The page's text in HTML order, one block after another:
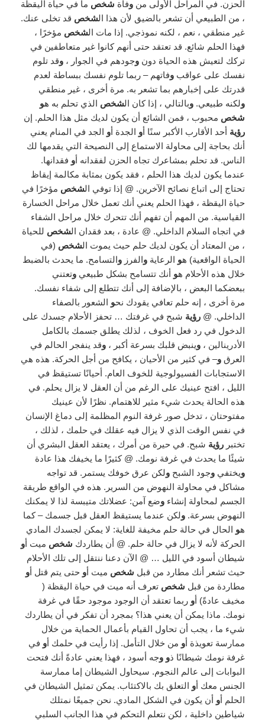
الحزن. في المراحل الأولى منوفاة شخص ما في حياة اليقظة
، من الطبيعي أن تشعر بالضيق لأن هذا الشخص قد تخلى عنك.
غير منطقي ، نعم ، لكنه نموذجي. إذا مات الشخص مؤخرًا ،
فهذا الحلم شائع. قد تعتقد حتى أنهم كانوا غير متعاطفين في
تركك لتعيش هذه الحياة دونوجودهم في الجوار ،وقد تلوم
نفسك على عواقبوفاتهم – ربما تلوم نفسك ببساطة لعدم
قدرتك على إخبارهم بما تشعر به. مرة أخرى ، غير منطقي
ولكنه طبيعي.وبالتالي ، إذا كان الشخص الذي تحلم به هو
شخص محبوب ، فمن الشائع أن يكون لديك مثل هذا الحلم. إن
رؤية أحد الأقارب الأكبر سنًا أو الجدة أو الجد في المنام يعني
أنك بحاجة إلى محاولة الاستماع إلى النصيحة التي يقدمها لك
الناس. قد تحلم بمشاعرك تجاه الحزن لفقدانه أو فقدانها.
عندما يكون لديك هذا الحلم ، فقد يكون بمثابة مكالمة إيقاظ
تحتاج إلى اتباع نصائح الآخرين. @ إذا توفي الشخص مؤخرًا في
حياة اليقظة ، فهذا الحلم يعني أنك تعمل خلال مراحل الخسارة
القياسية. من المهم أن تفهم أنك تتحرك خلال مراحل الشفاء
في اتجاه السلام الداخلي. @ عادة ، بعد فقدان الشخص للحياة
، من المعتاد أن يكون لديك حلم حيث يموت الشخص (في
الحياة الواقعية) هو الرعايةوالفرزوالتسامح. ما يحدث بالضبط
خلال هذه الأحلام هو أنك تتسامح بشكل طبيعيوتعتني
ببعضكما البعض ، بالإضافة إلى أنك تتطلع إلى شفاء نفسك.
مرة أخرى ، إنه حلم تعافي يقودك نحو الشعور بالصفاء
الداخلي. @رؤية شبح في غرفتك … تحفز الأحلام جسدك على
الدخول في رد فعل الخوف ، لذلك يطلق جسمك بالكامل
الأدرينالين ،وينبض قلبك بسرعة أكبر ،وقد ينفجر الحالم في
العرقو– في كثير من الأحيان ، يكافح من أجل الحركة. هذه هي
الاستجابات الفسيولوجية للخوف العام. أحيانًا تستيقظ في
الليل ، افتح عينيك على الرغم من أن العقل لا يزال يحلم. في
هذه الحالة يحدث شيء مثير للاهتمام. نظرًا لأن عينيك
مفتوحتان ، تدخل صور غرفة النوم المظلمة إلى دماغ الإنسان
في نفس الوقت الذي لا يزال فيه عقلك في حلمك ، لذلك ،
تختبررؤية شبح. في حيرة من أمرك ، يعتقد العقل البشري أن
شيئًا ما يحدث في غرفة نومك. @ كثيرًا ما يخيفك هذا عادة
ويختفيوجود الشبحولكن عرق خوفك يستمر. قد تواجه
مشاكل في محاولة النهوض من السرير. هذه في الواقع طريقة
الجسم لمحاولة إنشاءوضع آمن: عضلاتك متيبسة لذا لا يمكنك
النهوض بسرعة.ولكن عندما يستيقظ العقل قبل جسمك – كما
هو الحال في حالة حلم مخيفة للغاية: لا يمكن لجسدك المادي
الحركة لأنه لا يزال في حالة حلم. @ أن يطاردك شخص ميت أو
شيطان أسود في الليل … @ الآن دعنا ننتقل إلى تلك الأحلام
حيث تشعر أنك مطارد من قبل شخص ميت أو حتى يتم قتل أو
مطاردة من قبل شخص تعرف أنه ميت في حياة اليقظة (
مخيف عادةً) أو ربما تعتقد أن الوجود موجود حقًا في غرفة
نومك. ماذا يمكن أن يعني هذا؟ بمجرد أن تفكر في أن يطاردك
شيء ما ، يجب أن تحاول القيام بأعمال الحماية من خلال
ممارسة تعويذة أو من خلال التأمل. إذا رأيت في حلمك أو في
غرفة نومك شيطانًا ذو وجه أسود ، فهذا يعني عادةً أنك فتحت
البوابات إلى عالم النجوم. سيحاول الشيطان إما ممارسة
الجنس معك أو التعلق بك بالاكتئاب. يمكن تمثيل الشيطان في
الحلم أو أن يكون في الشكل المادي. نحن جميعًا نمتلك
شياطين داخلية ، لكن نتعلم التحكم في هذا الجانب السلبي